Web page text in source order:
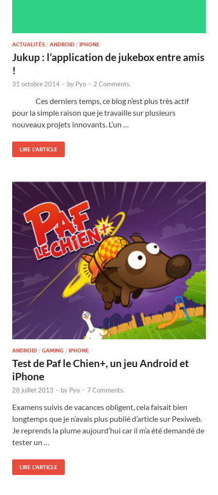
ACTUALITÉS / ANDROID / IPHONE
Jukup : l’application de jukebox entre amis
!
31 octobre 2014 - by Pyo - 2 Comments.
Ces derniers temps, ce blog n’est plus très actif
pour la simple raison que je travaille sur plusieurs
nouveaux projets innovants. L’un …
LIRE L'ARTICLE
ANDROID / GAMING / IPHONE
Test de Paf le Chien+, un jeu Android et
iPhone
28 juillet 2013 - by Pyo - 7 Comments.
Examens suivis de vacances obligent, cela faisait bien
longtemps que je n’avais plus publié d’article sur Pexiweb.
Je reprends la plume aujourd’hui car il m’a été demandé de
tester un …
LIRE L'ARTICLE